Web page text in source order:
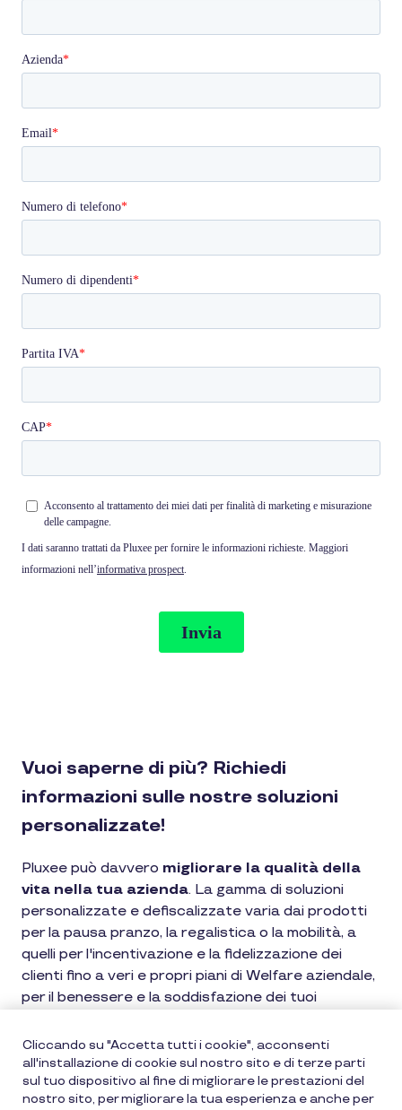
Vuoi saperne di più? Richiedi
informazioni sulle nostre soluzioni
personalizzate!
Pluxee può davvero migliorare la qualità della
vita nella tua azienda. La gamma di soluzioni
personalizzate e defiscalizzate varia dai prodotti
per la pausa pranzo, la regalistica o la mobilità, a
quelli per l'incentivazione e la fidelizzazione dei
clienti fino a veri e propri piani di Welfare aziendale,
per il benessere e la soddisfazione dei tuoi
Per ricevere maggiori informazioni sulle
nostre soluzioni, compila il form.
Cliccando su "Accetta tutti i cookie", acconsenti
all'installazione di cookie sul nostro sito e di terze parti
sul tuo dispositivo al fine di migliorare le prestazioni del
nostro sito, per migliorare la tua esperienza e anche per